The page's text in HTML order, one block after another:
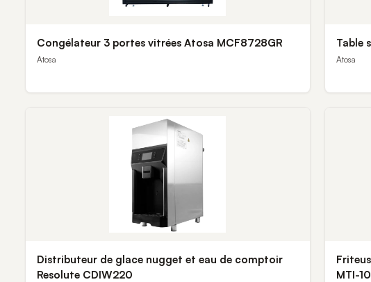
Congélateur 3 portes vitrées Atosa MCF8728GR
Atosa
Table
Atosa
Distributeur de glace nugget et eau de comptoir
Resolute CDIW220
MTI-